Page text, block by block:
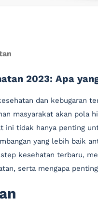
2023: Apa
dan kebugaran
masyarakat akan pola
ini tidak hanya penting
yang lebih baik
kesehatan terbaru,
serta mengapa